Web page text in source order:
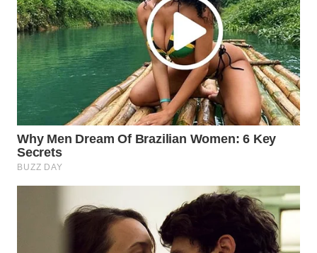
WAHANA
ADVOKAT
WAHANA
INFRASTRUKTUR
WAHANA
KONSUMEN
WAHANA
WAHANA